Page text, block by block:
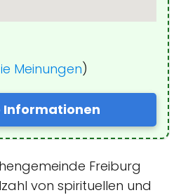
Meinungen)
Informationen
Freiburg
von spirituellen und